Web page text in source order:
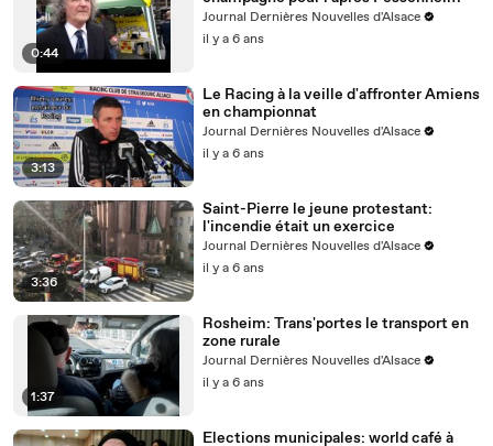
0:44
Journal Dernières Nouvelles d'Alsace
il y a 6 ans
3:13
Le Racing à la veille d'affronter Amiens
en championnat
Journal Dernières Nouvelles d'Alsace
il y a 6 ans
3:36
Saint-Pierre le jeune protestant:
l'incendie était un exercice
Journal Dernières Nouvelles d'Alsace
il y a 6 ans
1:37
Rosheim: Trans'portes le transport en
zone rurale
Journal Dernières Nouvelles d'Alsace
il y a 6 ans
Elections municipales: world café à